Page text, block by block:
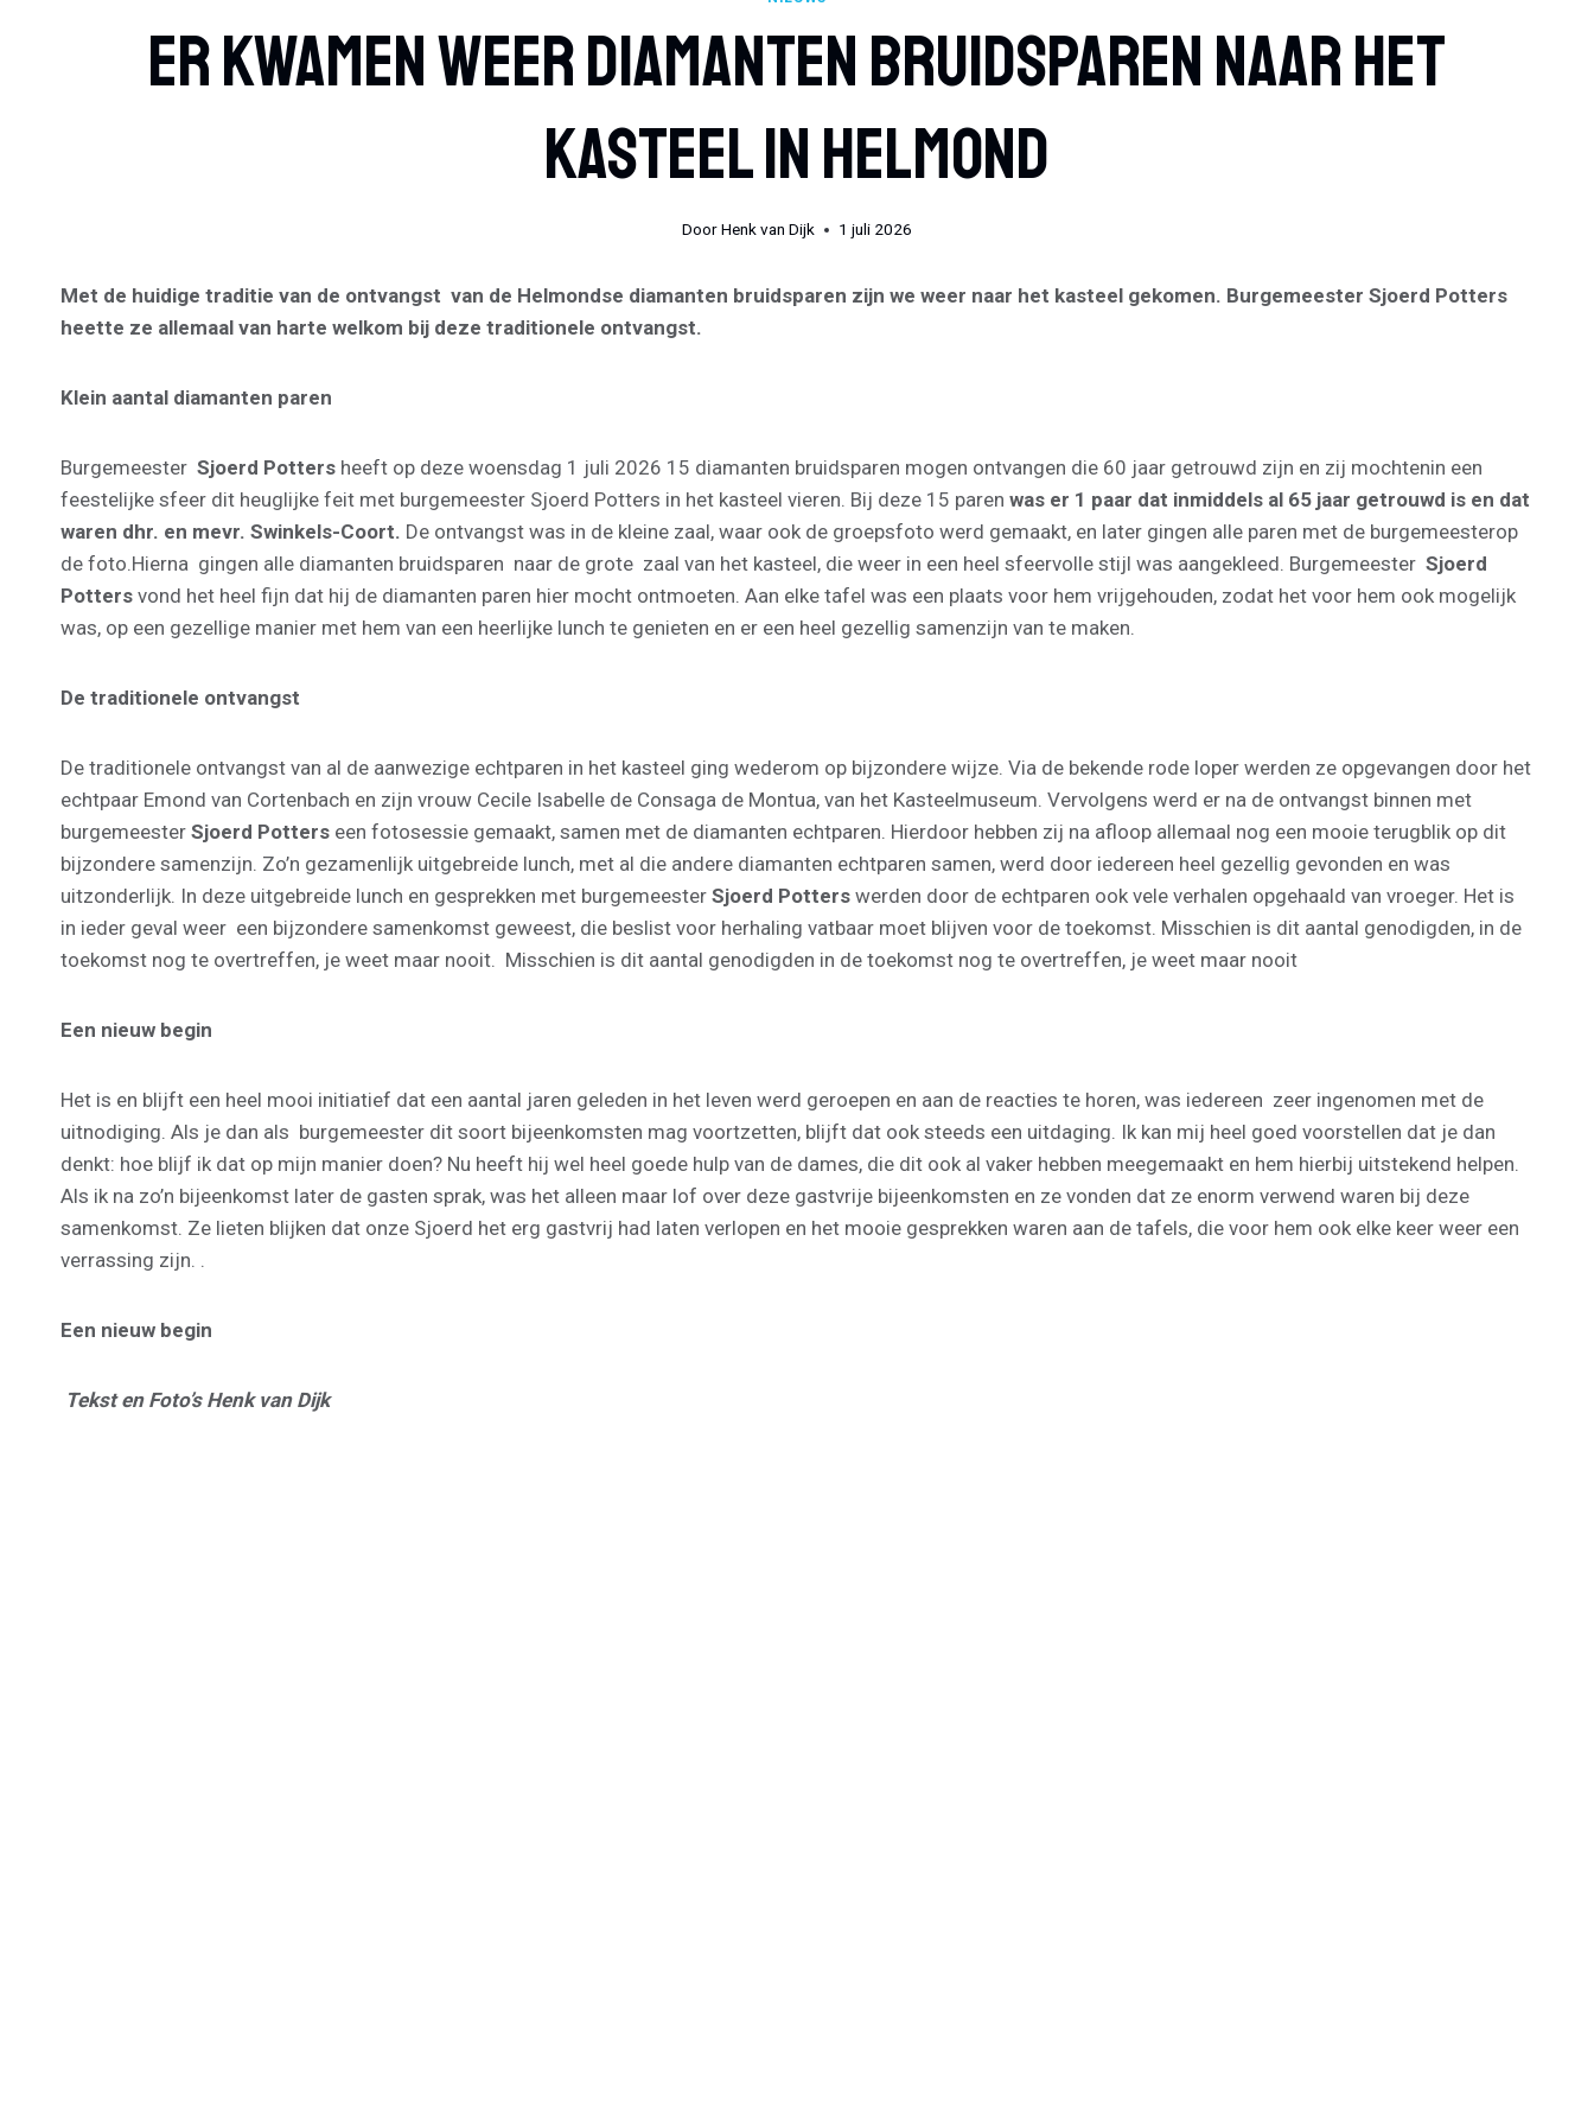
Er Kwamen Weer Diamanten Bruidsparen Naar Het
Kasteel In Helmond
DoorHenk van Dijk 1 juli 2026
Met de huidige traditie van de ontvangst van de Helmondse diamanten bruidsparen zijn we weer naar het kasteel gekomen. Burgemeester Sjoerd Potters
heette ze allemaal van harte welkom bij deze traditionele ontvangst.
Klein aantal diamanten paren
Burgemeester Sjoerd Potters heeft op deze woensdag 1 juli 2026 15 diamanten bruidsparen mogen ontvangen die 60 jaar getrouwd zijn en zij mochtenin een
feestelijke sfeer dit heuglijke feit met burgemeester Sjoerd Potters in het kasteel vieren. Bij deze 15 paren was er 1 paar dat inmiddels al 65 jaar getrouwd is en dat
waren dhr. en mevr. Swinkels-Coort. De ontvangst was in de kleine zaal, waar ook de groepsfoto werd gemaakt, en later gingen alle paren met de burgemeesterop
de foto.Hierna gingen alle diamanten bruidsparen naar de grote zaal van het kasteel, die weer in een heel sfeervolle stijl was aangekleed. Burgemeester Sjoerd
Potters vond het heel fijn dat hij de diamanten paren hier mocht ontmoeten. Aan elke tafel was een plaats voor hem vrijgehouden, zodat het voor hem ook mogelijk
was, op een gezellige manier met hem van een heerlijke lunch te genieten en er een heel gezellig samenzijn van te maken.
De traditionele ontvangst
De traditionele ontvangst van al de aanwezige echtparen in het kasteel ging wederom op bijzondere wijze. Via de bekende rode loper werden ze opgevangen door het
echtpaar Emond van Cortenbach en zijn vrouw Cecile Isabelle de Consaga de Montua, van het Kasteelmuseum. Vervolgens werd er na de ontvangst binnen met
burgemeester Sjoerd Potters een fotosessie gemaakt, samen met de diamanten echtparen. Hierdoor hebben zij na afloop allemaal nog een mooie terugblik op dit
bijzondere samenzijn. Zo’n gezamenlijk uitgebreide lunch, met al die andere diamanten echtparen samen, werd door iedereen heel gezellig gevonden en was
uitzonderlijk. In deze uitgebreide lunch en gesprekken met burgemeester Sjoerd Potters werden door de echtparen ook vele verhalen opgehaald van vroeger. Het is
in ieder geval weer een bijzondere samenkomst geweest, die beslist voor herhaling vatbaar moet blijven voor de toekomst. Misschien is dit aantal genodigden, in de
toekomst nog te overtreffen, je weet maar nooit. Misschien is dit aantal genodigden in de toekomst nog te overtreffen, je weet maar nooit
Een nieuw begin
Het is en blijft een heel mooi initiatief dat een aantal jaren geleden in het leven werd geroepen en aan de reacties te horen, was iedereen zeer ingenomen met de
uitnodiging. Als je dan als burgemeester dit soort bijeenkomsten mag voortzetten, blijft dat ook steeds een uitdaging. Ik kan mij heel goed voorstellen dat je dan
denkt: hoe blijf ik dat op mijn manier doen? Nu heeft hij wel heel goede hulp van de dames, die dit ook al vaker hebben meegemaakt en hem hierbij uitstekend helpen.
Als ik na zo’n bijeenkomst later de gasten sprak, was het alleen maar lof over deze gastvrije bijeenkomsten en ze vonden dat ze enorm verwend waren bij deze
samenkomst. Ze lieten blijken dat onze Sjoerd het erg gastvrij had laten verlopen en het mooie gesprekken waren aan de tafels, die voor hem ook elke keer weer een
verrassing zijn. .
Een nieuw begin
Tekst en Foto’s Henk van Dijk